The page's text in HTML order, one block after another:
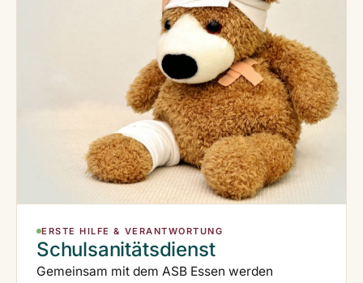
ERSTE HILFE & VERANTWORTUNG
Schulsanitätsdienst
Gemeinsam mit dem ASB Essen werden